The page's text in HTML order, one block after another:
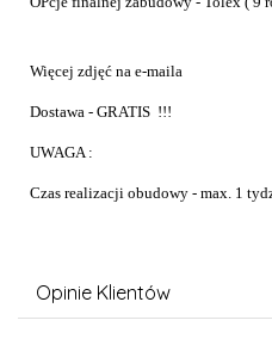
Więcej zdjęć na e-maila
Dostawa - GRATIS !!!
UWAGA :
Czas realizacji obudowy - max. 1
Opinie Klientów